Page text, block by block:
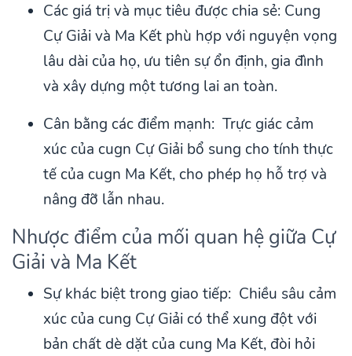
Các giá trị và mục tiêu được chia sẻ: Cung
Cự Giải và Ma Kết phù hợp với nguyện vọng
lâu dài của họ, ưu tiên sự ổn định, gia đình
và xây dựng một tương lai an toàn.
Cân bằng các điểm mạnh: Trực giác cảm
xúc của cugn Cự Giải bổ sung cho tính thực
tế của cugn Ma Kết, cho phép họ hỗ trợ và
nâng đỡ lẫn nhau.
Nhược điểm của mối quan hệ giữa Cự
Giải và Ma Kết
Sự khác biệt trong giao tiếp: Chiều sâu cảm
xúc của cung Cự Giải có thể xung đột với
bản chất dè dặt của cung Ma Kết, đòi hỏi